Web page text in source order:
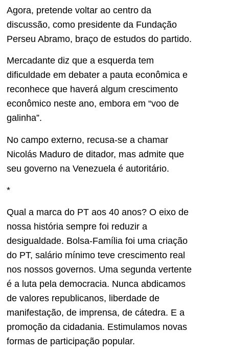
Agora, pretende voltar ao centro da
discussão, como presidente da Fundação
Perseu Abramo, braço de estudos do partido.
Mercadante diz que a esquerda tem
dificuldade em debater a pauta econômica e
reconhece que haverá algum crescimento
econômico neste ano, embora em “voo de
galinha”.
No campo externo, recusa-se a chamar
Nicolás Maduro de ditador, mas admite que
seu governo na Venezuela é autoritário.
*
Qual a marca do PT aos 40 anos? O eixo de
nossa história sempre foi reduzir a
desigualdade. Bolsa-Família foi uma criação
do PT, salário mínimo teve crescimento real
nos nossos governos. Uma segunda vertente
é a luta pela democracia. Nunca abdicamos
de valores republicanos, liberdade de
manifestação, de imprensa, de cátedra. E a
promoção da cidadania. Estimulamos novas
formas de participação popular.